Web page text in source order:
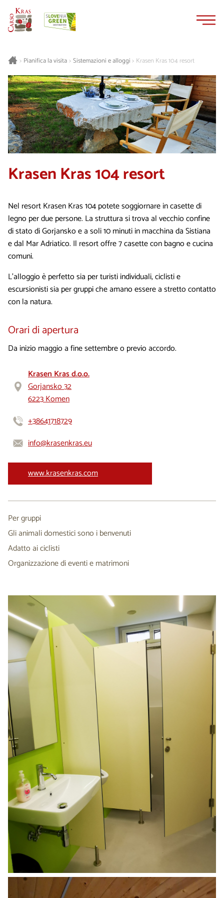
> Pianifica la visita> Sistemazioni e alloggi > Krasen Kras 104 resort
Krasen Kras 104 resort
Nel resort Krasen Kras 104 potete soggiornare in casette di
legno per due persone. La struttura si trova al vecchio confine
di stato di Gorjansko e a soli 10 minuti in macchina da Sistiana
e dal Mar Adriatico. Il resort offre 7 casette con bagno e cucina
comuni.
L’alloggio è perfetto sia per turisti individuali, ciclisti e
escursionisti sia per gruppi che amano essere a stretto contatto
con la natura.
Orari di apertura
Da inizio maggio a fine settembre o previo accordo.
Krasen Kras d.o.o.
Gorjansko 32
6223 Komen
+38641718729
info@krasenkras.eu
www.krasenkras.com
Per gruppi
Gli animali domestici sono i benvenuti
Adatto ai ciclisti
Organizzazione di eventi e matrimoni